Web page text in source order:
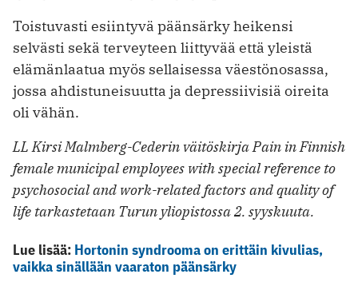
Toistuvasti esiintyvä päänsärky heikensi
selvästi sekä terveyteen liittyvää että yleistä
elämänlaatua myös sellaisessa väestönosassa,
jossa ahdistuneisuutta ja depressiivisiä oireita
oli vähän.
LL Kirsi Malmberg-Cederin väitöskirja Pain in Finnish
female municipal employees with special reference to
psychosocial and work-related factors and quality of
life tarkastetaan Turun yliopistossa 2. syyskuuta.
Lue lisää: Hortonin syndrooma on erittäin kivulias,
vaikka sinällään vaaraton päänsärky